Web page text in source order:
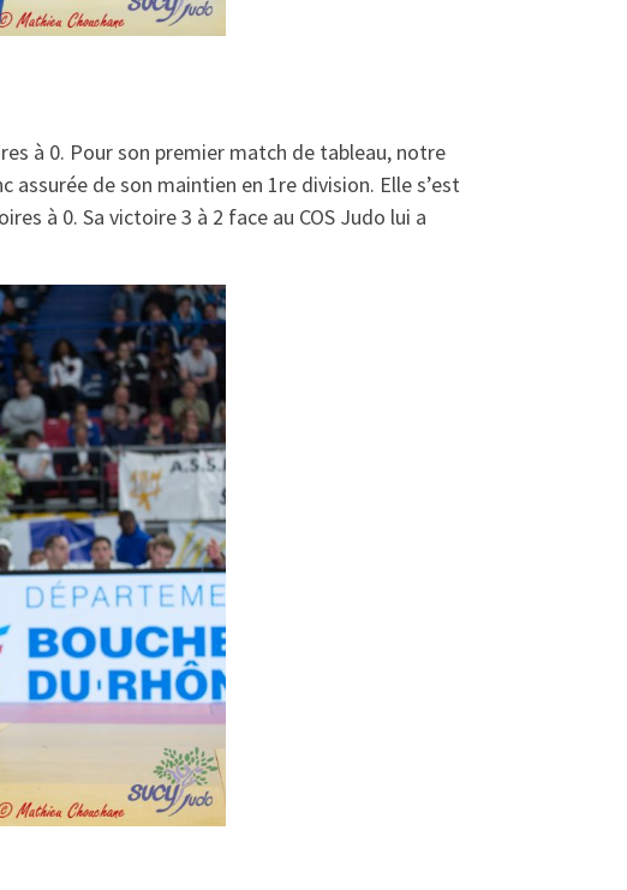
à 0. Pour son premier match de tableau, notre
assurée de son maintien en 1re division. Elle s’est
à 0. Sa victoire 3 à 2 face au COS Judo lui a